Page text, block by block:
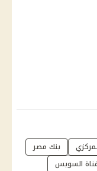
بنك مصر
السويس